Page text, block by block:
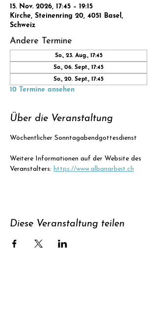
15. Nov. 2026, 17:45 – 19:15
Kirche, Steinenring 20, 4051 Basel,
Schweiz
Andere Termine
So., 23. Aug., 17:45
So., 06. Sept., 17:45
So., 20. Sept., 17:45
10 Termine ansehen
Über die Veranstaltung
Wöchentlicher Sonntagabendgottesdienst
Weitere Informationen auf der Website des
Veranstalters: https://www.albanarbeit.ch
Diese Veranstaltung teilen